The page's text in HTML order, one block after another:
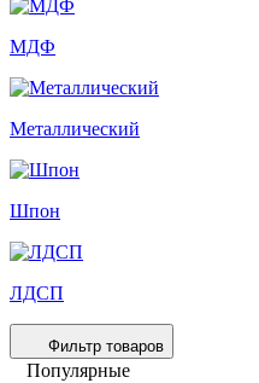
МДФ
Металлический
Шпон
ЛДСП
Фильтр товаров
Популярные